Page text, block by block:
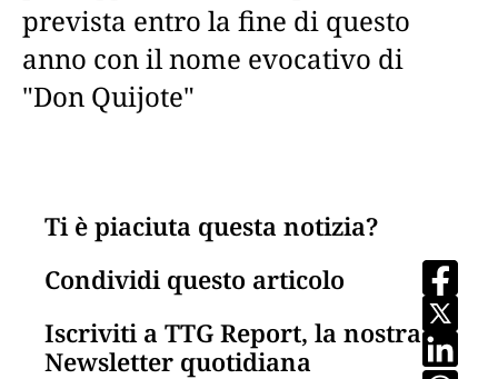
prevista entro la fine di questo
anno con il nome evocativo di
"Don Quijote"
Ti è piaciuta questa notizia?
Condividi questo articolo
Iscriviti a TTG Report, la nostra
Newsletter quotidiana